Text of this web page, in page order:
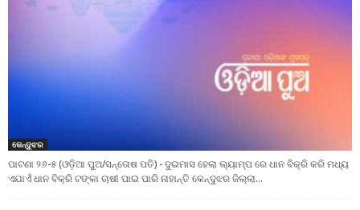
କେନ୍ଦୁଝର
ପାଟଣା ୨୬-୫ (ଓଡ଼ିଆ ପୁଅ/ସନ୍ତୋଷ ପତି) - ଦୁଇମାସ ହେଲା ଲ୍ୟାମ୍ପ ରେ ଧାନ ବିକ୍ରି କରି ମଧ୍ୟ
ଏଯାଏଁ ଧାନ ବିକ୍ରି ଟଙ୍କା ଚାଷୀ ପାଇ ପାରି ନାହାନ୍ତି କେନ୍ଦୁଝର ଜିଲ୍ଲା...